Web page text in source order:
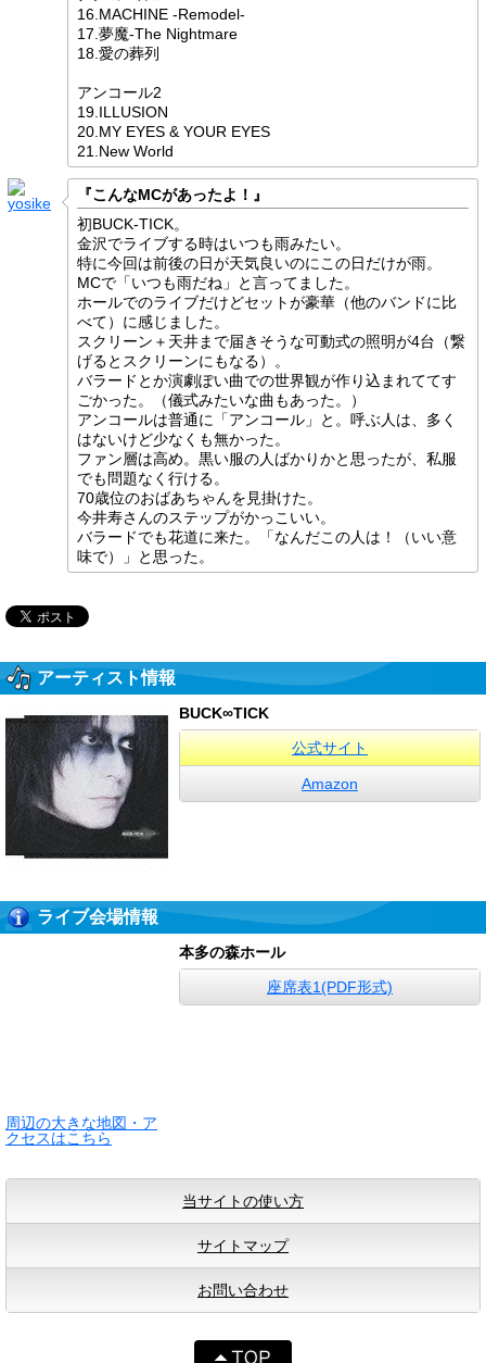
16.MACHINE -Remodel-
17.夢魔-The Nightmare
18.愛の葬列
アンコール2
19.ILLUSION
20.MY EYES & YOUR EYES
21.New World
『こんなMCがあったよ！』
初BUCK-TICK。
金沢でライブする時はいつも雨みたい。
特に今回は前後の日が天気良いのにこの日だけが雨。
MCで「いつも雨だね」と言ってました。
ホールでのライブだけどセットが豪華（他のバンドに比
べて）に感じました。
スクリーン＋天井まで届きそうな可動式の照明が4台（繋
げるとスクリーンにもなる）。
バラードとか演劇ぽい曲での世界観が作り込まれててす
ごかった。（儀式みたいな曲もあった。）
アンコールは普通に「アンコール」と。呼ぶ人は、多く
はないけど少なくも無かった。
ファン層は高め。黒い服の人ばかりかと思ったが、私服
でも問題なく行ける。
70歳位のおばあちゃんを見掛けた。
今井寿さんのステップがかっこいい。
バラードでも花道に来た。「なんだこの人は！（いい意
味で）」と思った。
アーティスト情報
BUCK∞TICK
公式サイト
Amazon
ライブ会場情報
周辺の大きな地図・ア
クセスはこちら
本多の森ホール
座席表1(PDF形式)
当サイトの使い方
サイトマップ
お問い合わせ